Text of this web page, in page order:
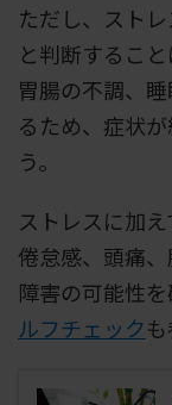
ただし、スト
と判断するこ
胃腸の不調、
るため、症状
う。
ストレスに加
倦怠感、頭痛
障害の可能性
ルフチェック